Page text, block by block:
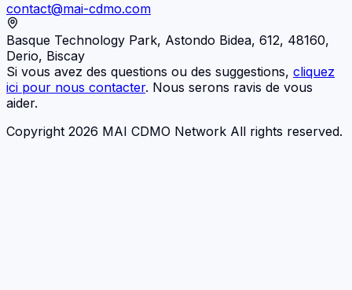
contact@mai-cdmo.com
Basque Technology Park, Astondo Bidea, 612, 48160,
Derio, Biscay
Si vous avez des questions ou des suggestions, cliquez
ici pour nous contacter. Nous serons ravis de vous
aider.
Copyright 2026 MAI CDMO Network All rights reserved.